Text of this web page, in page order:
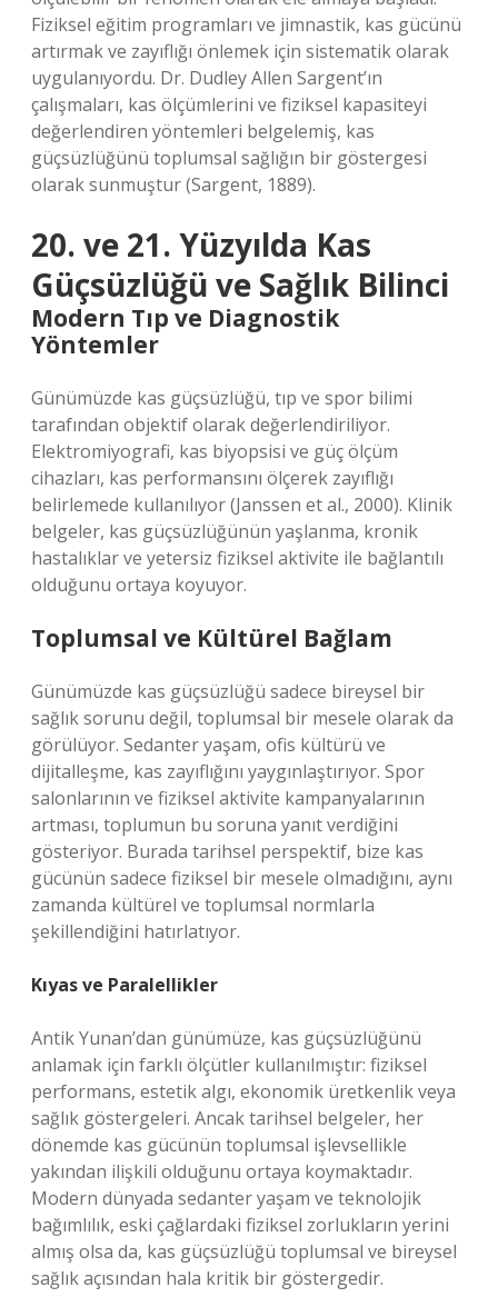
Fiziksel eğitim programları ve jimnastik, kas gücünü
artırmak ve zayıflığı önlemek için sistematik olarak
uygulanıyordu. Dr. Dudley Allen Sargent’ın
çalışmaları, kas ölçümlerini ve fiziksel kapasiteyi
değerlendiren yöntemleri belgelemiş, kas
güçsüzlüğünü toplumsal sağlığın bir göstergesi
olarak sunmuştur (Sargent, 1889).
20. ve 21. Yüzyılda Kas
Güçsüzlüğü ve Sağlık Bilinci
Modern Tıp ve Diagnostik
Yöntemler
Günümüzde kas güçsüzlüğü, tıp ve spor bilimi
tarafından objektif olarak değerlendiriliyor.
Elektromiyografi, kas biyopsisi ve güç ölçüm
cihazları, kas performansını ölçerek zayıflığı
belirlemede kullanılıyor (Janssen et al., 2000). Klinik
belgeler, kas güçsüzlüğünün yaşlanma, kronik
hastalıklar ve yetersiz fiziksel aktivite ile bağlantılı
olduğunu ortaya koyuyor.
Toplumsal ve Kültürel Bağlam
Günümüzde kas güçsüzlüğü sadece bireysel bir
sağlık sorunu değil, toplumsal bir mesele olarak da
görülüyor. Sedanter yaşam, ofis kültürü ve
dijitalleşme, kas zayıflığını yaygınlaştırıyor. Spor
salonlarının ve fiziksel aktivite kampanyalarının
artması, toplumun bu soruna yanıt verdiğini
gösteriyor. Burada tarihsel perspektif, bize kas
gücünün sadece fiziksel bir mesele olmadığını, aynı
zamanda kültürel ve toplumsal normlarla
şekillendiğini hatırlatıyor.
Kıyas ve Paralellikler
Antik Yunan’dan günümüze, kas güçsüzlüğünü
anlamak için farklı ölçütler kullanılmıştır: fiziksel
performans, estetik algı, ekonomik üretkenlik veya
sağlık göstergeleri. Ancak tarihsel belgeler, her
dönemde kas gücünün toplumsal işlevsellikle
yakından ilişkili olduğunu ortaya koymaktadır.
Modern dünyada sedanter yaşam ve teknolojik
bağımlılık, eski çağlardaki fiziksel zorlukların yerini
almış olsa da, kas güçsüzlüğü toplumsal ve bireysel
sağlık açısından hala kritik bir göstergedir.